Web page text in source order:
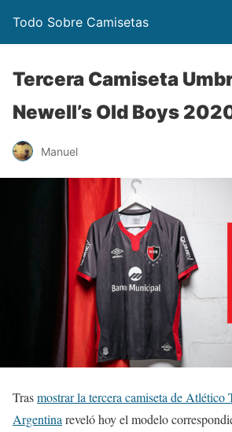
Todo Sobre Camisetas
Tercera Camiseta
Newell’s Old Boys
Manuel
Trasmostrar la tercera camiseta de Atlético
Argentinareveló hoy el modelo